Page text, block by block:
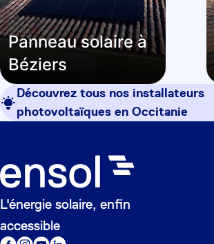
Panneau solaire à
Béziers
Découvrez tous nos installateurs
photovoltaïques en Occitanie
L'énergie solaire, enfin
accessible